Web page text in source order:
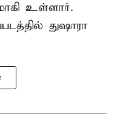
உள்ளார்.
துஷாரா